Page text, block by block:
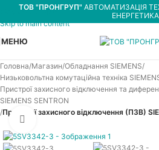
Skip to navigation
Skip to main content
ТОВ "ПРОНГРУП" АВТОМАТИЗАЦІЯ
ЕНЕРГЕТИКА
МЕНЮ
Головна Магазин Обладнання SIEMENS
Низьковольтна комутаційна техніка
Пристрої захисного відключення та
SIEMENS SENTRON
Пристрої захисного відключення (ПЗВ)